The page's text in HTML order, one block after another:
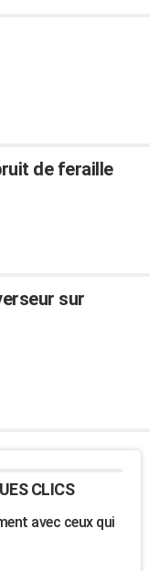
de feraille
sur
CLICS
avec ceux qui